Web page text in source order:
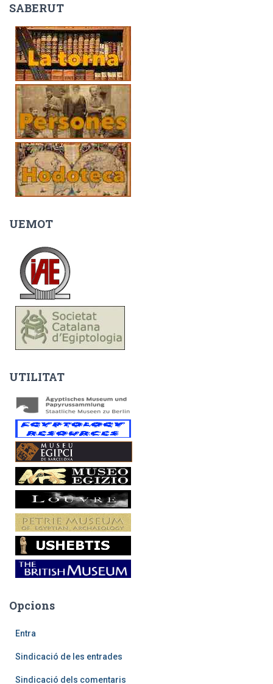
SABERUT
UEMOT
UTILITAT
Opcions
Entra
Sindicació de les entrades
Sindicació dels comentaris